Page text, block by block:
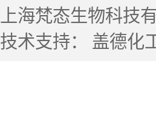
上海梵态生物科技
技术支持： 盖德化